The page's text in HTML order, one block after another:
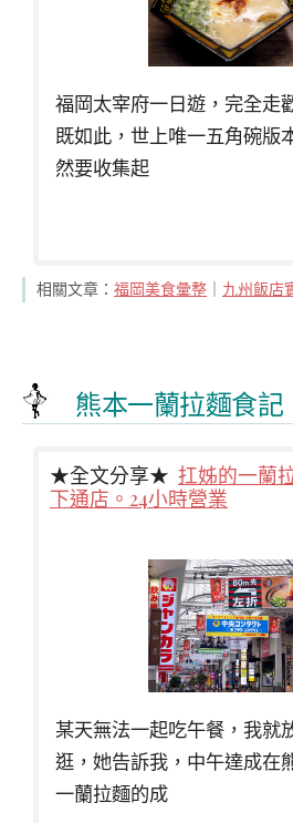
福岡太宰府一日遊，完全走
既如此，世上唯一五角碗版
然要收集起
相關文章： 福岡美食彙整 九州飯店
熊本一蘭拉麵食記
★全文分享★ 扛姊的一蘭
下通店。24小時營業
某天無法一起吃午餐，我就
逛，她告訴我，中午達成在
一蘭拉麵的成